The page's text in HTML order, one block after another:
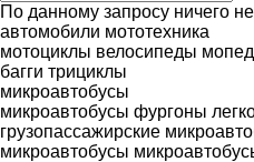
По данному запросу ничего
автомобили мототехника
мотоциклы велосипеды
багги трициклы
микроавтобусы
микроавтобусы фургоны
грузопассажирские
микроавтобусы